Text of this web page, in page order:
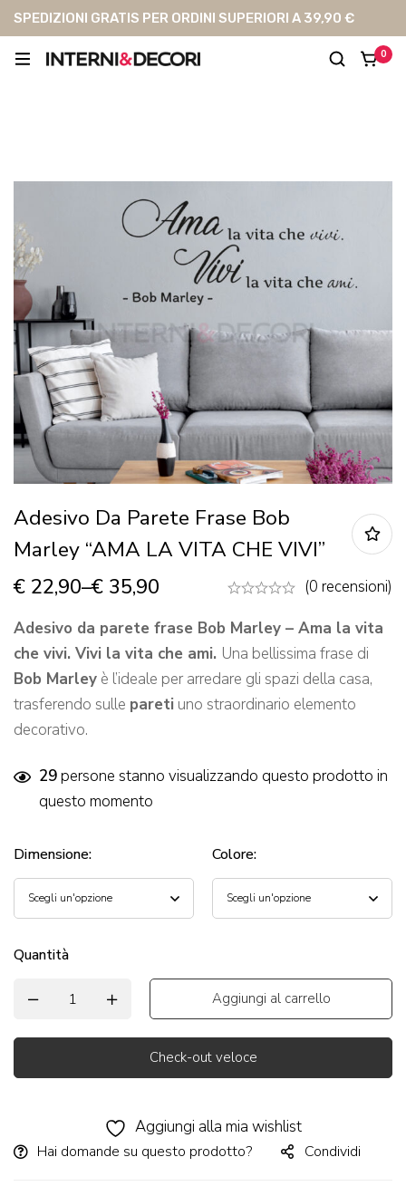
SPEDIZIONI GRATIS PER ORDINI SUPERIORI A 39,90 €
0
Adesivo Da Parete Frase Bob
Marley “AMA LA VITA CHE VIVI”
€ 22,90–€ 35,90
(0 recensioni)
Adesivo da parete frase Bob Marley – Ama la vita
che vivi. Vivi la vita che ami. Una bellissima frase di
Bob Marley è l’ideale per arredare gli spazi della casa,
trasferendo sulle pareti uno straordinario elemento
decorativo.
29persone stanno visualizzando questo prodotto in
questo momento
Dimensione: Colore:
Quantità
Aggiungi al carrello
Check-out veloce
Aggiungi alla mia wishlist
Hai domande su questo prodotto? Condividi